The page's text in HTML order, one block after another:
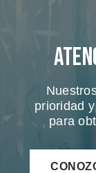
prioridad
para